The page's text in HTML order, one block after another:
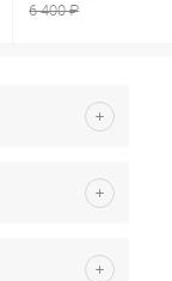
6 400 ₽